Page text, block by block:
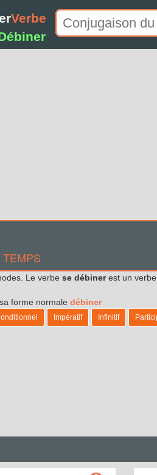
Verbe
Le verbe se débinerest un
forme normale débiner
Impératif Infinitif